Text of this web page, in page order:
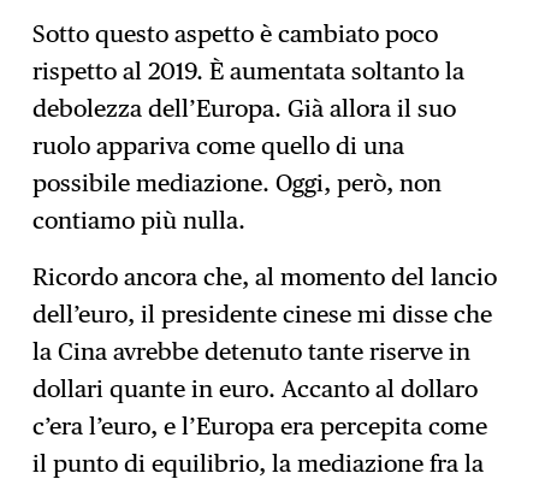
Sotto questo aspetto è cambiato poco
rispetto al 2019. È aumentata soltanto la
debolezza dell’Europa. Già allora il suo
ruolo appariva come quello di una
possibile mediazione. Oggi, però, non
contiamo più nulla.
Ricordo ancora che, al momento del lancio
dell’euro, il presidente cinese mi disse che
la Cina avrebbe detenuto tante riserve in
dollari quante in euro. Accanto al dollaro
c’era l’euro, e l’Europa era percepita come
il punto di equilibrio, la mediazione fra la